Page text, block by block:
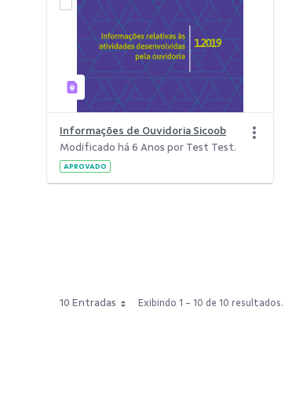
Informações de Ouvidoria Sicoob
Modificado há 6 Anos por Test Test.
APROVADO
10 Entradas Exibindo 1 - 10 de 10 resultados.